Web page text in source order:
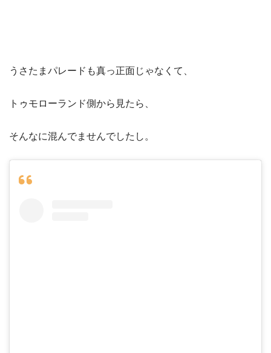
うさたまパレードも真っ正面じゃなくて、
トゥモローランド側から見たら、
そんなに混んでませんでしたし。